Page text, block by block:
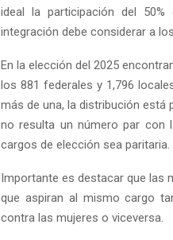
ideal la participación del
integración debe considerar a
En la elección del 2025
los 881 federales y 1,796
más de una, la distribución está
no resulta un número par con
cargos de elección sea paritaria.
Importante es destacar que las
que aspiran al mismo cargo
contra las mujeres o viceversa.